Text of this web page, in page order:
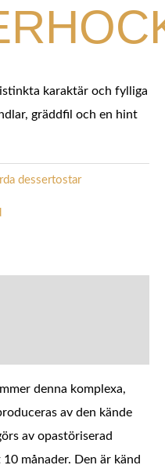
karaktär och fylliga
gräddfil och en hint
dessertostar
denna komplexa,
av den kände
av opastöriserad
månader. Den är känd